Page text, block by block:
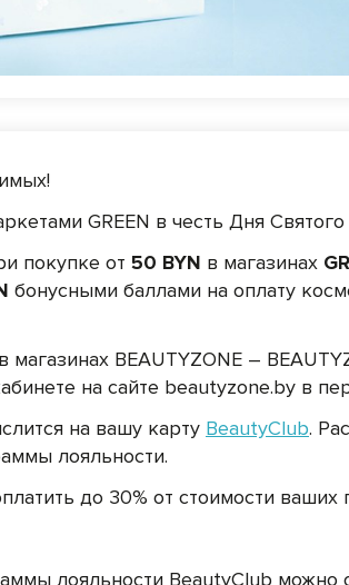
GREEN в честь Дня
покупке от 50 BYN в магазинах
бонусными баллами на оплату
магазинах BEAUTYZONE –
на сайте beautyzone.by в
на вашу карту BeautyClub.
лояльности.
до 30% от стоимости ваших
лояльности BeautyClub можно